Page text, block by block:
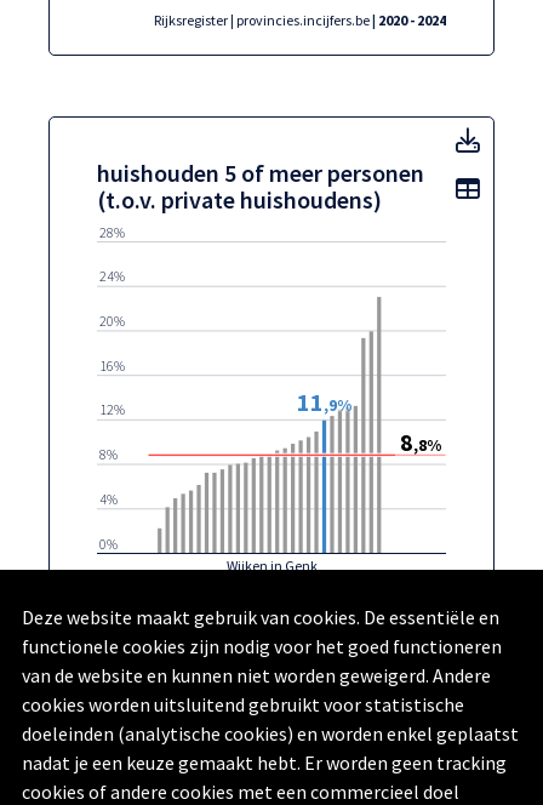
Deze website maakt gebruik van cookies. De essentiële en
functionele cookies zijn nodig voor het goed functioneren
van de website en kunnen niet worden geweigerd. Andere
cookies worden uitsluitend gebruikt voor statistische
doeleinden (analytische cookies) en worden enkel geplaatst
nadat je een keuze gemaakt hebt. Er worden geen tracking
cookies of andere cookies met een commercieel doel
Rijksregister | provincies.incijfers.be| 2020 - 2024
huishouden 5 of meer personen
(t.o.v. private huishoudens)
Vlakveld Genk
Wijken in Genk
0%
4%
8%
12%
16%
20%
24%
28%
11,9%
8,8%
Toon